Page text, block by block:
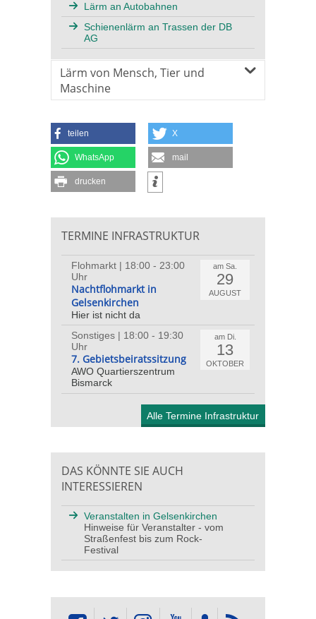
Lärm an Autobahnen
Schienenlärm an Trassen der DB
AG
Lärm von Mensch, Tier und
Maschine
teilen X
WhatsApp mail
drucken
TERMINE INFRASTRUKTUR
am Sa.
29
AUGUST
Flohmarkt | 18:00 - 23:00
Uhr
Nachtflohmarkt in
Gelsenkirchen
Hier ist nicht da
am Di.
13
OKTOBER
Sonstiges | 18:00 - 19:30
Uhr
7. Gebietsbeiratssitzung
AWO Quartierszentrum
Bismarck
Alle Termine Infrastruktur
DAS KÖNNTE SIE AUCH
INTERESSIEREN
Veranstalten in Gelsenkirchen
Hinweise für Veranstalter - vom
Straßenfest bis zum Rock-
Festival